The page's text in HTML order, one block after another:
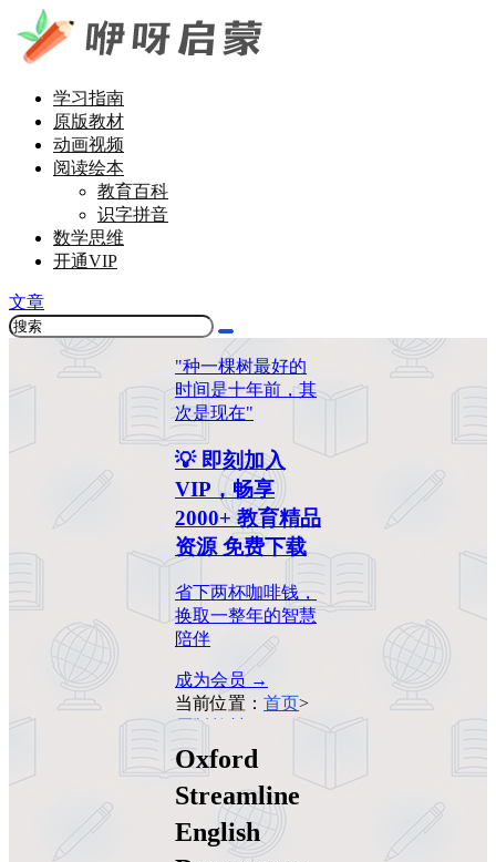
学习指南
原版教材
动画视频
阅读绘本
教育百科
识字拼音
数学思维
开通VIP
文章
"种一棵树最好的
时间是十年前，其
次是现在"
💡 即刻加入
VIP，畅享
2000+ 教育精品
资源 免费下载
省下两杯咖啡钱，
换取一整年的智慧
陪伴
成为会员 →
当前位置： 首页>
原版教材
Oxford
Streamline English
Departures 牛津经
典成人英语教材
Oxford
Streamline
English